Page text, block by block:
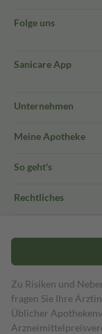
Folge uns
Sanicare App
Unternehmen
Meine Apotheke
So geht's
Rechtliches
Zu Risiken und
fragen Sie Ihre
Üblicher